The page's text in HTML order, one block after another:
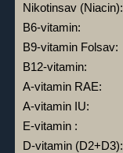
Nikotinsav (Niacin):
B6-vitamin:
B9-vitamin Folsav:
B12-vitamin:
A-vitamin RAE:
A-vitamin IU:
E-vitamin :
D-vitamin (D2+D3):